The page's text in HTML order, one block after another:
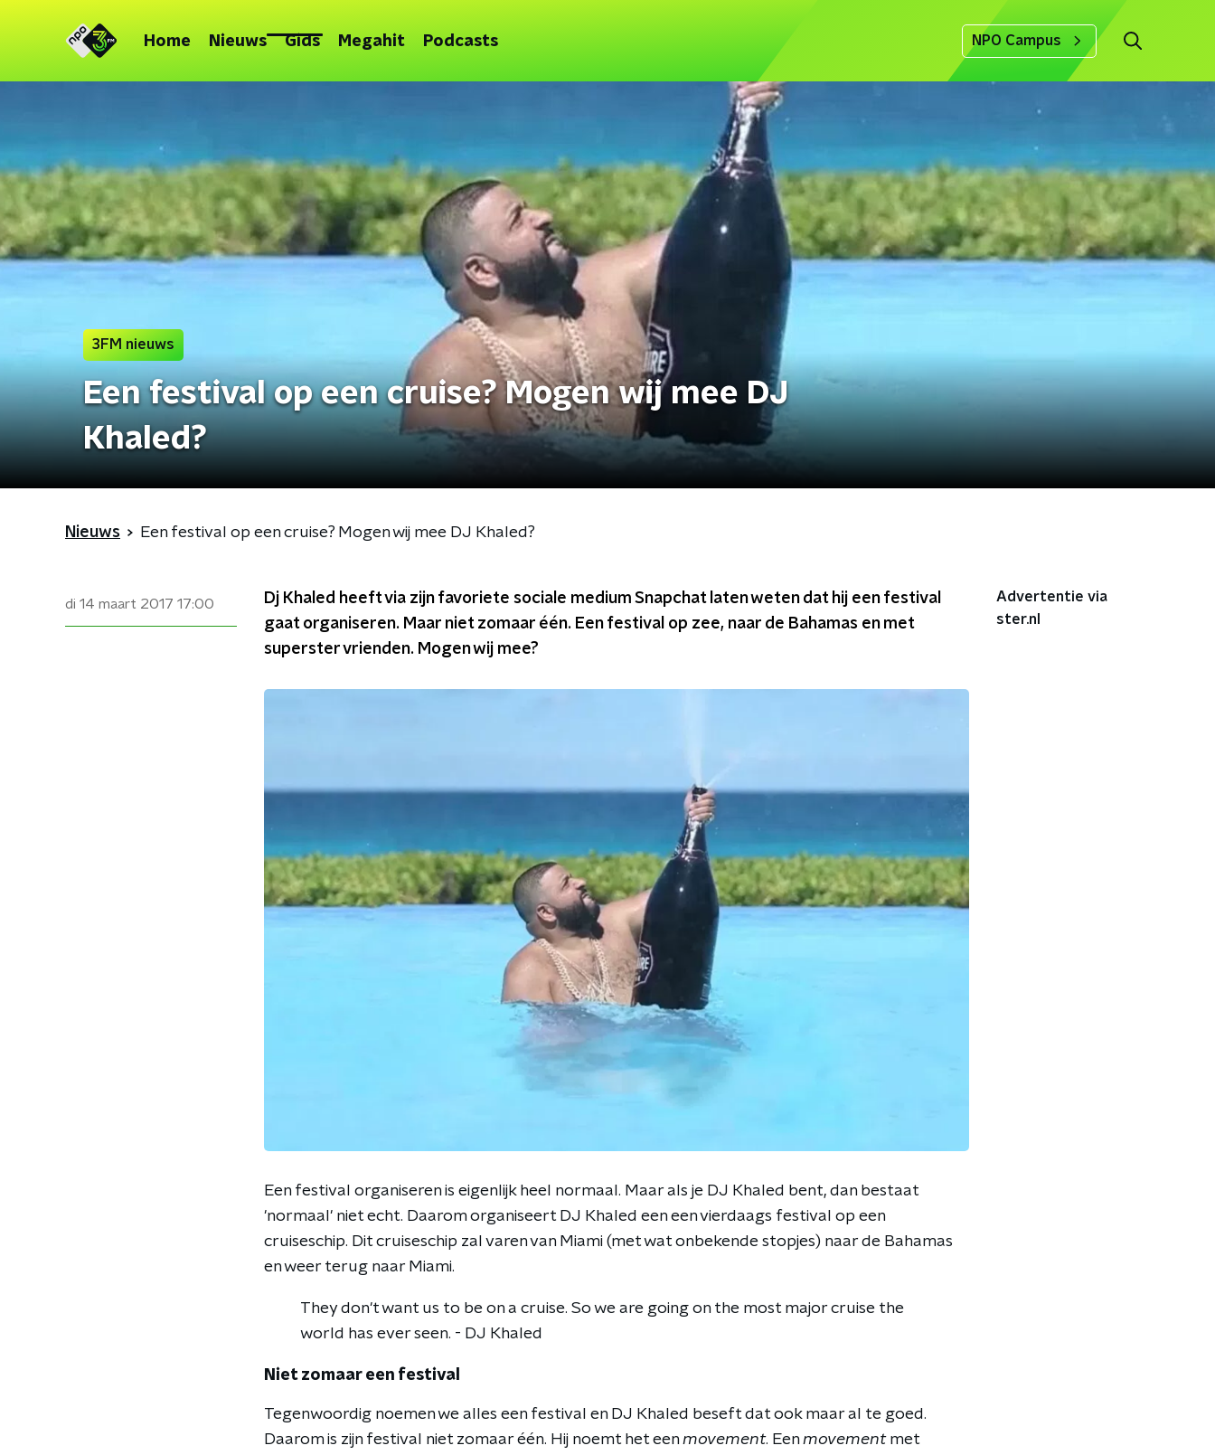
Home Nieuws Gids Megahit Podcasts NPO Campus
3FM nieuws
Een festival op een cruise? Mogen wij mee DJ
Khaled?
Nieuws Een festival op een cruise? Mogen wij mee DJ Khaled?
di 14 maart 2017 17:00
Dj Khaled heeft via zijn favoriete sociale medium Snapchat laten weten dat hij een festival
gaat organiseren. Maar niet zomaar één. Een festival op zee, naar de Bahamas en met
superster vrienden. Mogen wij mee?
Een festival organiseren is eigenlijk heel normaal. Maar als je DJ Khaled bent, dan bestaat
'normaal' niet echt. Daarom organiseert DJ Khaled een een vierdaags festival op een
cruiseschip. Dit cruiseschip zal varen van Miami (met wat onbekende stopjes) naar de Bahamas
en weer terug naar Miami.
They don't want us to be on a cruise. So we are going on the most major cruise the
world has ever seen. - DJ Khaled
Niet zomaar een festival
Tegenwoordig noemen we alles een festival en DJ Khaled beseft dat ook maar al te goed.
Daarom is zijn festival niet zomaar één. Hij noemt het een movement. Een movementmet
Advertentie via
ster.nl